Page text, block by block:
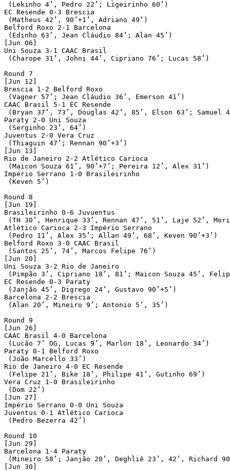
(Lekinho 4’, Pedro 22’; Ligeirinho 60’)
EC Resende 0-3 Brescia
(Matheus 42’, 90’+1’, Adriano 49’)
Belford Roxo 2-1 Barcelona
(Edinho 63’, Jean Cláudio 84’; Alan 45’)
[Jun 06]
Uni Souza 3-1 CAAC Brasil
(Charope 31’, Johni 44’, Cipriano 76’; Lucas 58’)
Round 7
[Jun 12]
Brescia 1-2 Belford Roxo
(Vagner 57’; Jean Cláudio 36’, Emerson 41’)
CAAC Brasil 5-1 EC Resende
(Bryan 37’, 73’, Douglas 42’, 85’, Elson 63’; Samuel
Paraty 2-0 Uni Souza
(Serginho 23’, 64’)
Juventus 2-0 Vera Cruz
(Thiaguin 47’; Rennan 90’+3’)
[Jun 13]
Rio de Janeiro 2-2 Atlético Carioca
(Maicon Souza 61’, 90’+7’; Pereira 12’, Alex 31’)
Império Serrano 1-0 Brasileirinho
(Keven 5’)
Round 8
[Jun 19]
Brasileirinho 0-6 Juvuentus
(TH 30’, Henrique 33’, Rennan 47’, 51’, Laje 52’,
Atlético Carioca 2-3 Império Serrano
(Pedro 11’, Alex 35’; Allan 49’, 68’, Keven 90’+3’)
Belford Roxo 3-0 CAAC Brasil
(Santos 25’, 74’, Marcos Felipe 76’)
[Jun 20]
Uni Souza 3-2 Rio de Janeiro
(Pimpão 3’, Cipriano 18’, 81’; Maicon Souza 45’,
EC Resende 0-3 Paraty
(Janjão 45’, Digrego 24’, Gustavo 90’+5’)
Barcelona 2-2 Brescia
(Alan 20’, Mineiro 9’; Antonio 5’, 35’)
Round 9
[Jun 26]
CAAC Brasil 4-0 Barcelona
(Lucão 7’ OG, Lucas 9’, Marlon 18’, Leonardo 34’)
Paraty 0-1 Belford Roxo
(João Marcello 33’)
Rio de Janeiro 4-0 EC Resende
(Felipe 21’, Bike 18’, Philipe 41’, Gutinho 69’)
Vera Cruz 1-0 Brasileirinho
(Dom 22’)
[Jun 27]
Império Serrano 0-0 Uni Souza
Juventus 0-1 Atlético Carioca
(Pedro Bezerra 42’)
Round 10
[Jun 29]
Barcelona 1-4 Paraty
(Mineiro 58’; Janjão 20’, Deghliê 23’, 42’, Richard
[Jun 30]